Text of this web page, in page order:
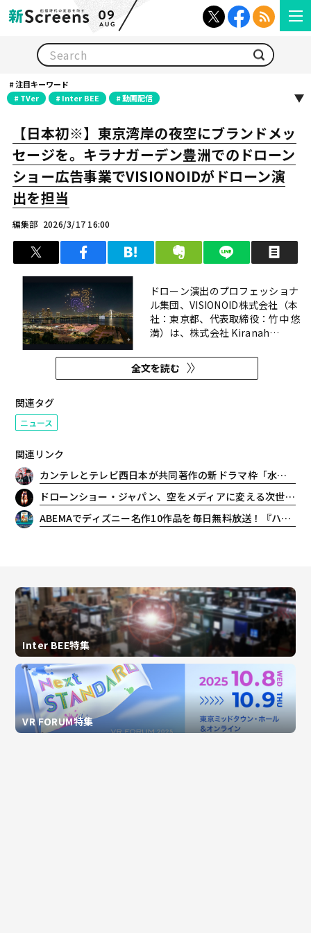
09
AUG
注目キーワード
TVer
Inter BEE 動画配信
【日本初※】東京湾岸の夜空にブランドメッ
セージを。キラナガーデン豊洲でのドローン
ショー広告事業でVISIONOIDがドローン演
出を担当
編集部 2026/3/17 16:00
ツイート シェア はてブ クリップ LINEで送る
ドローン演出のプロフェッショナ
ル集団、VISIONOID株式会社（本
社：東京都、代表取締役：竹中 悠
満）は、株式会社 Kiranah
ー・レストランの複合施設「キラ
ナガーデン豊洲」（所在地：東京
全文を読む
関連タグ
ニュース
関連リンク
カンテレとテレビ西日本が共同著作の新ドラマ枠「水ドラ★イレブン」始動！第一弾は横山裕＆関水渚が秘密のバディを組むサスペンス
ドローンショー・ジャパン、空をメディアに変える次世代空中サイネージ『Flying Display』をお披露目。「低空経済」にドローン活用の新サービスを導入
ABEMAでディズニー名作10作品を毎日無料放送！『ハイスクール・ミュージカル』など世代を超えた名作が登場
Inter BEE特集
VR FORUM特集